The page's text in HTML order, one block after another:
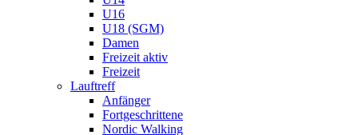
U16
U18 (SGM)
Damen
Freizeit aktiv
Freizeit
Lauftreff
Anfänger
Fortgeschrittene
Nordic Walking